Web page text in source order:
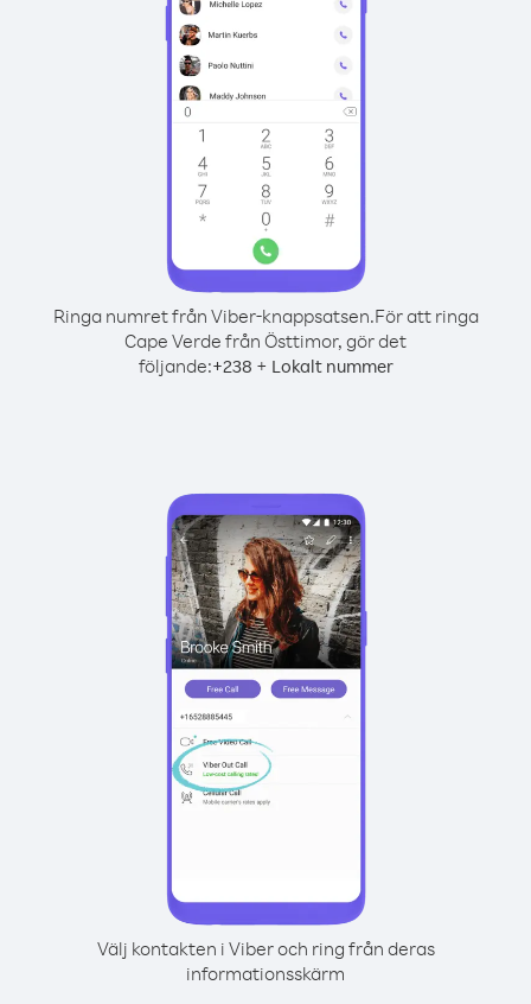
Ringa numret från Viber-knappsatsen.För att ringa
Cape Verde från Östtimor, gör det
följande:+238 + Lokalt nummer
Välj kontakten i Viber och ring från deras
informationsskärm